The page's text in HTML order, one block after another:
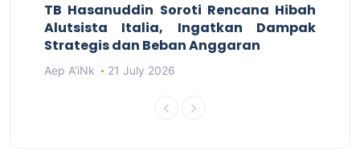
TB Hasanuddin Soroti Rencana Hibah
Alutsista Italia, Ingatkan Dampak
Strategis dan Beban Anggaran
Aep A'iNk 21 July 2026